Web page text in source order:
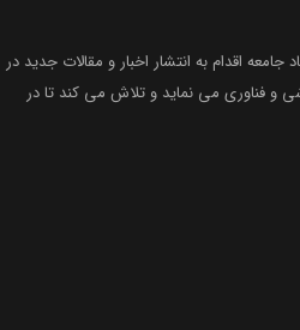
جامعه اقدام به انتشار اخبار و مقالات جدید در
و فناوری می نماید و تلاش می کند تا در